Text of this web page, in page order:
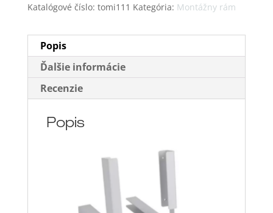
Katalógové číslo: tomi111 Kategória: Montážny rám
Popis
Ďalšie informácie
Recenzie
Popis